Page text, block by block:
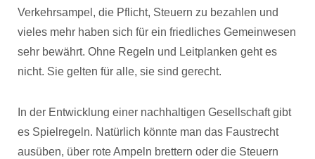
Verkehrsampel, die Pflicht, Steuern zu bezahlen und
vieles mehr haben sich für ein friedliches Gemeinwesen
sehr bewährt. Ohne Regeln und Leitplanken geht es
nicht. Sie gelten für alle, sie sind gerecht.
In der Entwicklung einer nachhaltigen Gesellschaft gibt
es Spielregeln. Natürlich könnte man das Faustrecht
ausüben, über rote Ampeln brettern oder die Steuern